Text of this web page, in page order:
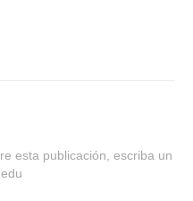
esta publicación, escriba un